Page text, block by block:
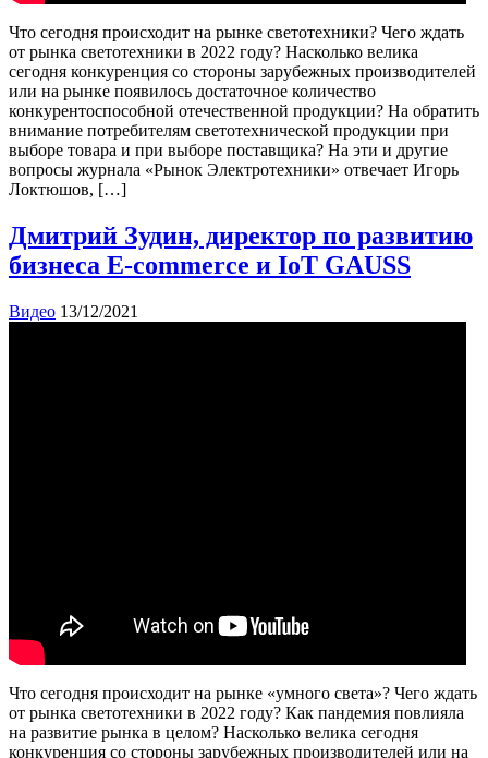
Что сегодня происходит на рынке светотехники? Чего ждать
от рынка светотехники в 2022 году? Насколько велика
сегодня конкуренция со стороны зарубежных производителей
или на рынке появилось достаточное количество
конкурентоспособной отечественной продукции? На обратить
внимание потребителям светотехнической продукции при
выборе товара и при выборе поставщика? На эти и другие
вопросы журнала «Рынок Электротехники» отвечает Игорь
Локтюшов, […]
Дмитрий Зудин, директор по развитию
бизнеса E-commerce и IoT GAUSS
Видео 13/12/2021
Что сегодня происходит на рынке «умного света»? Чего ждать
от рынка светотехники в 2022 году? Как пандемия повлияла
на развитие рынка в целом? Насколько велика сегодня
конкуренция со стороны зарубежных производителей или на